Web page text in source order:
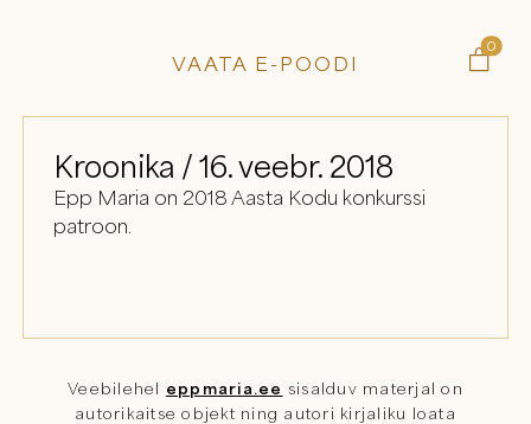
VAATA E-POODI
0

Kroonika / 16. veebr. 2018
Epp Maria on 2018 Aasta Kodu konkurssi
patroon.
Veebilehel eppmaria.ee sisalduv materjal on
autorikaitse objekt ning autori kirjaliku loata